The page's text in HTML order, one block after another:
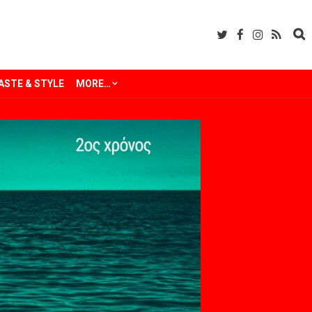
& STYLE MORE…